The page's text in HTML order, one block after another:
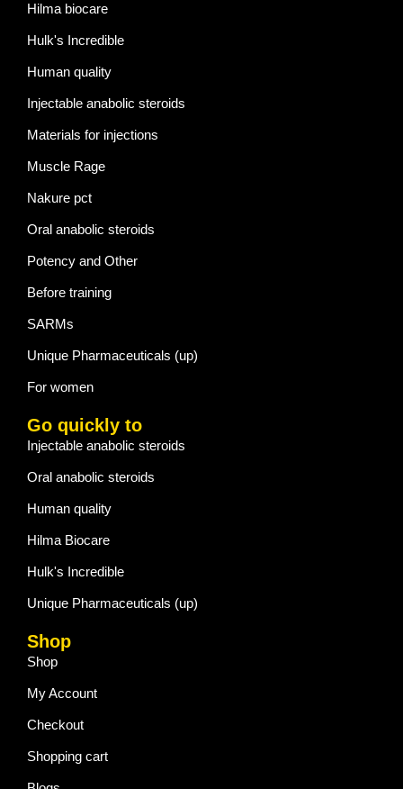
Hilma biocare
Hulk's Incredible
Human quality
Injectable anabolic steroids
Materials for injections
Muscle Rage
Nakure pct
Oral anabolic steroids
Potency and Other
Before training
SARMs
Unique Pharmaceuticals (up)
For women
Go quickly to
Injectable anabolic steroids
Oral anabolic steroids
Human quality
Hilma Biocare
Hulk's Incredible
Unique Pharmaceuticals (up)
Shop
Shop
My Account
Checkout
Shopping cart